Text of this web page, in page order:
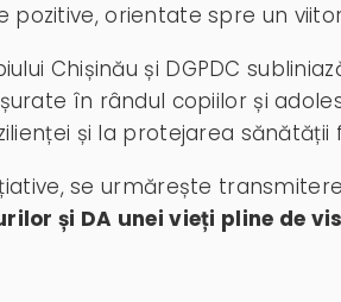
orientate spre un
Chișinău și DGPDC
în rândul copiilor și
și la protejarea sănătății
se urmărește
și DA unei vieți pline de